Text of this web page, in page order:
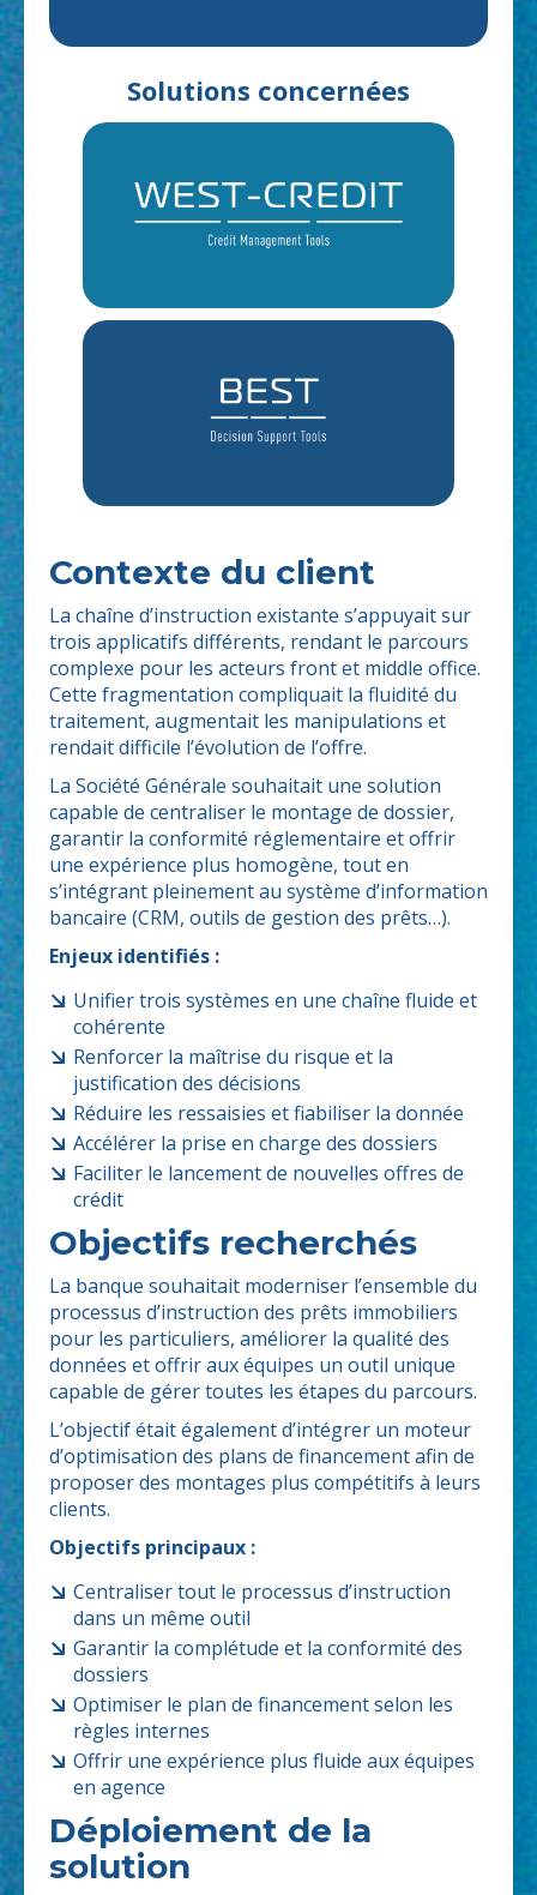
Solutions concernées
Contexte du client
La chaîne d’instruction existante s’appuyait sur
trois applicatifs différents, rendant le parcours
complexe pour les acteurs front et middle office.
Cette fragmentation compliquait la fluidité du
traitement, augmentait les manipulations et
rendait difficile l’évolution de l’offre.
La Société Générale souhaitait une solution
capable de centraliser le montage de dossier,
garantir la conformité réglementaire et offrir
une expérience plus homogène, tout en
s’intégrant pleinement au système d’information
bancaire (CRM, outils de gestion des prêts…).
Enjeux identifiés :
Unifier trois systèmes en une chaîne fluide et
cohérente
Renforcer la maîtrise du risque et la
justification des décisions
Réduire les ressaisies et fiabiliser la donnée
Accélérer la prise en charge des dossiers
Faciliter le lancement de nouvelles offres de
crédit
Objectifs recherchés
La banque souhaitait moderniser l’ensemble du
processus d’instruction des prêts immobiliers
pour les particuliers, améliorer la qualité des
données et offrir aux équipes un outil unique
capable de gérer toutes les étapes du parcours.
L’objectif était également d’intégrer un moteur
d’optimisation des plans de financement afin de
proposer des montages plus compétitifs à leurs
clients.
Objectifs principaux :
Centraliser tout le processus d’instruction
dans un même outil
Garantir la complétude et la conformité des
dossiers
Optimiser le plan de financement selon les
règles internes
Offrir une expérience plus fluide aux équipes
en agence
Déploiement de la
solution